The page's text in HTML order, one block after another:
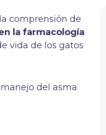
comprensión de
la farmacología
vida de los gatos
del asma